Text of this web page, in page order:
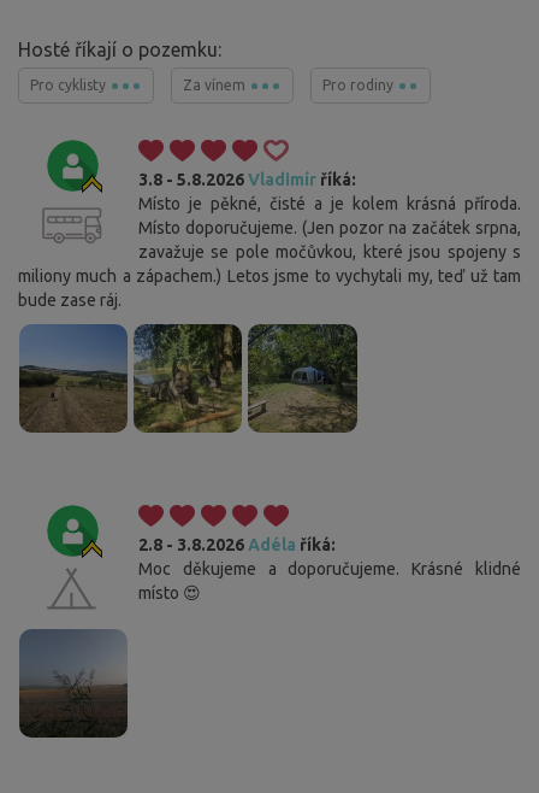
Hosté říkají o pozemku:
Pro cyklisty Za vínem Pro rodiny
3.8 - 5.8.2026Vladimír říká:
Místo je pěkné, čisté a je kolem krásná příroda.
Místo doporučujeme. (Jen pozor na začátek srpna,
zavažuje se pole močůvkou, které jsou spojeny s
miliony much a zápachem.) Letos jsme to vychytali my, teď už tam
bude zase ráj.
2.8 - 3.8.2026 Adéla říká:
Moc děkujeme a doporučujeme. Krásné klidné
místo 😍